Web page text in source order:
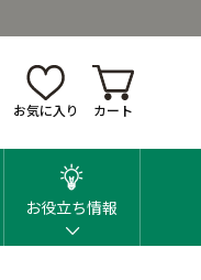
お気に入り カート
お役立ち情報